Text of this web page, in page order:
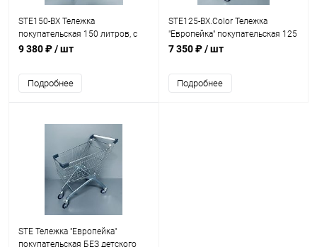
STE150-BX Тележка
покупательская 150 литров, с
детским сидением
9 380 ₽/ шт
Подробнее
STE125-BX.Color Тележка
"Европейка" покупательская 125
литров, с детским сидением
7 350 ₽/ шт
Подробнее
STE Тележка "Европейка"
покупательская БЕЗ детского